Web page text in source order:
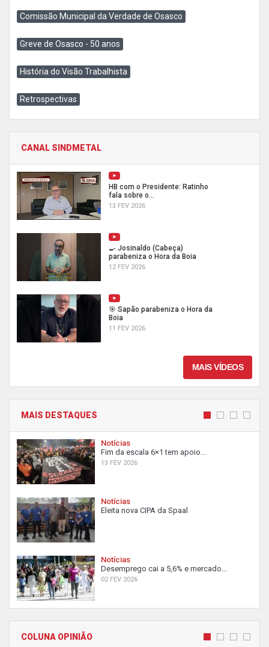
Comissão Municipal da Verdade de Osasco
Greve de Osasco - 50 anos
História do Visão Trabalhista
Retrospectivas
CANAL SINDMETAL
HB com o Presidente: Ratinho
fala sobre o...
13 FEV 2026
🍳 Josinaldo (Cabeça)
parabeniza o Hora da Boia
12 FEV 2026
🎯 Sapão parabeniza o Hora da
Boia
11 FEV 2026
MAIS VÍDEOS
MAIS DESTAQUES
Notícias
Fim da escala 6×1 tem apoio...
13 FEV 2026
Notícias
Eleita nova CIPA da Spaal
Notícias
Desemprego cai a 5,6% e mercado...
02 FEV 2026
COLUNA OPINIÃO